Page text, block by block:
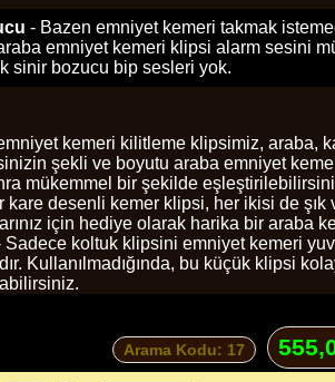
- Bazen emniyet kemeri takmak
emniyet kemeri klipsi alarm sesini
sinir bozucu bip sesleri yok.
kemeri kilitleme klipsimiz, araba,
şekli ve boyutu araba emniyet
mükemmel bir şekilde
desenli kemer klipsi, her ikisi de
için hediye olarak harika bir araba
koltuk klipsini emniyet kemeri
Kullanılmadığında, bu küçük klipsi
Arama Kodu: 17